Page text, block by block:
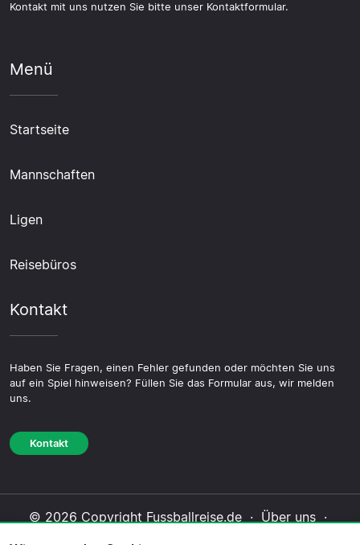
Kontakt mit uns nutzen Sie bitte unser Kontaktformular.
Menü
Startseite
Mannschaften
Ligen
Reisebüros
Kontakt
Haben Sie Fragen, einen Fehler gefunden oder möchten Sie uns
auf ein Spiel hinweisen? Füllen Sie das Formular aus, wir melden
uns.
Kontakt
© 2026 Copyright Fussballreise.de · Über uns ·